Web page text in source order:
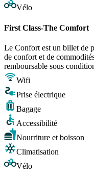
Vélo
First Class-The Comfort
Le Confort est un billet de
de confort et de
remboursable sous
Wifi
Prise électrique
Bagage
Accessibilité
Nourriture et boisson
Climatisation
Vélo